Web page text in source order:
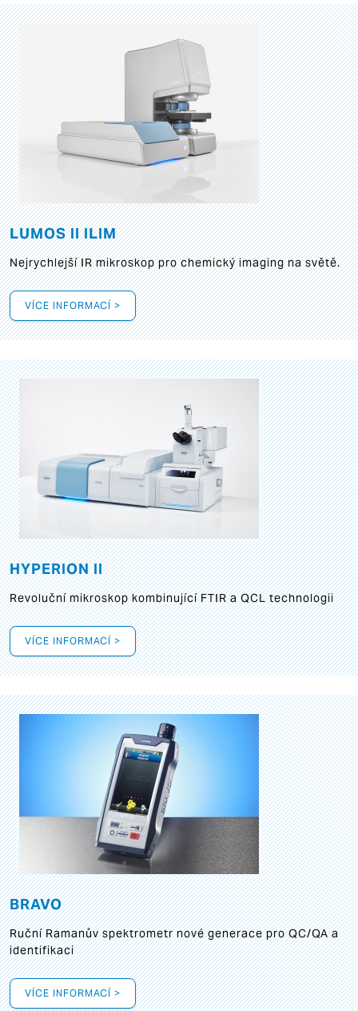
LUMOS II ILIM
Nejrychlejší IR mikroskop pro chemický imaging na světě.
VÍCE INFORMACÍ >
HYPERION II
Revoluční mikroskop kombinující FTIR a QCL technologii
VÍCE INFORMACÍ >
BRAVO
Ruční Ramanův spektrometr nové generace pro QC/QA a
identifikaci
VÍCE INFORMACÍ >